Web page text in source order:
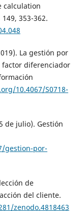
calculation
353-362.
La gestión por
factor diferenciador
10.4067/S0718-
de julio). Gestión
gestion-por-
de
del cliente.
zenodo.4818463